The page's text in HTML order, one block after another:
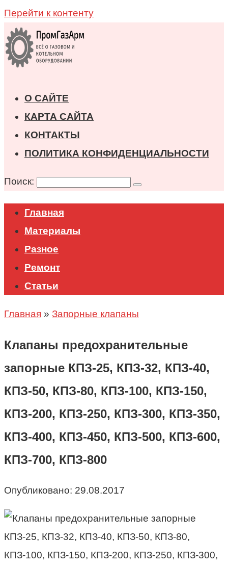
Перейти к контенту
О САЙТЕ
КАРТА САЙТА
КОНТАКТЫ
ПОЛИТИКА КОНФИДЕНЦИАЛЬНОСТИ
Поиск:
Главная
Материалы
Разное
Ремонт
Статьи
Главная » Запорные клапаны
Клапаны предохранительные
запорные КПЗ-25, КПЗ-32, КПЗ-40,
КПЗ-50, КПЗ-80, КПЗ-100, КПЗ-150,
КПЗ-200, КПЗ-250, КПЗ-300, КПЗ-350,
КПЗ-400, КПЗ-450, КПЗ-500, КПЗ-600,
КПЗ-700, КПЗ-800
Опубликовано: 29.08.2017